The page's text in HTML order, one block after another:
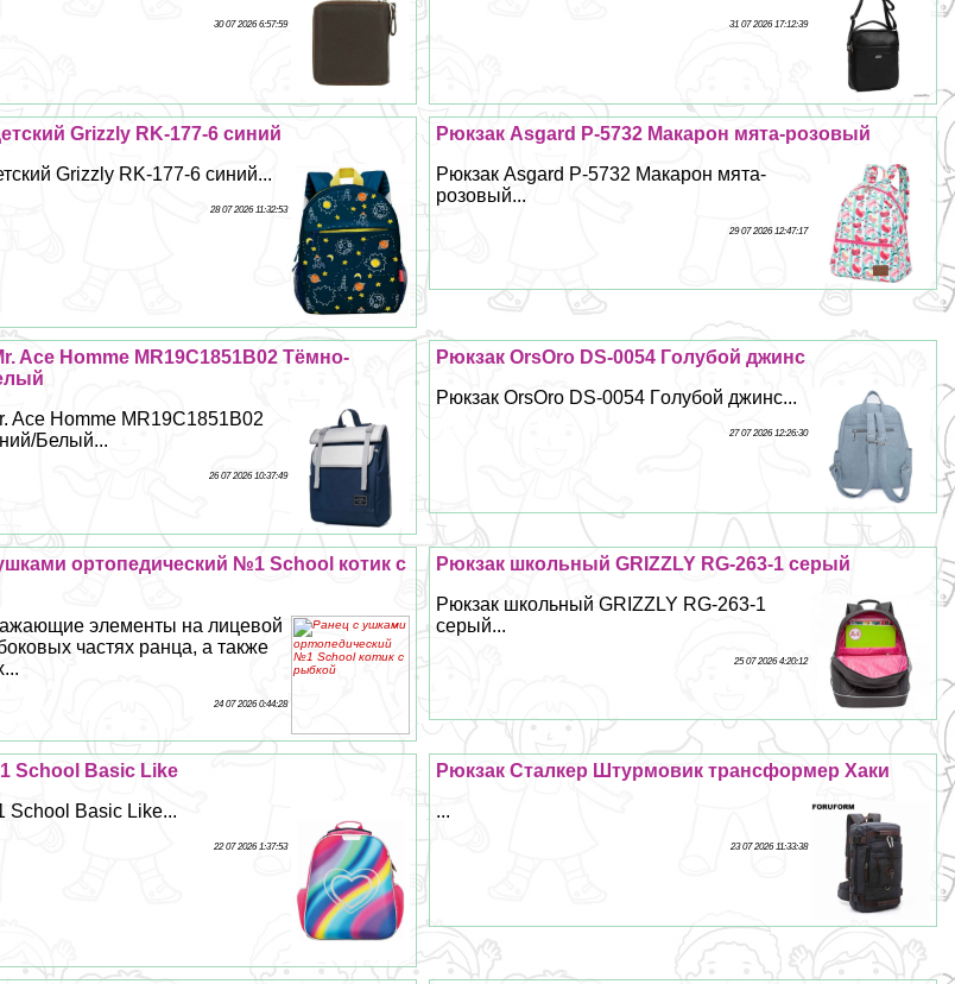
31 07 2026 17:12:39
30 07 2026 6:57:59
Рюкзак Asgard Р-5732 Макарон мята-розовый
Рюкзак Asgard Р-5732 Макарон мята-
розовый...
29 07 2026 12:47:17
Grizzly RK-177-6 синий
Grizzly RK-177-6 синий...
28 07 2026 11:32:53
Рюкзак OrsOro DS-0054 Гoлyбой джинс
Рюкзак OrsOro DS-0054 Гoлyбой джинс...
27 07 2026 12:26:30
Ace Homme MR19C1851B02 Тёмно-
Ace Homme MR19C1851B02
Белый...
26 07 2026 10:37:49
Рюкзак школьный GRIZZLY RG-263-1 серый
Рюкзак школьный GRIZZLY RG-263-1
серый...
25 07 2026 4:20:12
ортопедический №1 School котик с
элементы на лицевой
частях ранца, а также
24 07 2026 0:44:28
Рюкзак Сталкер Штурмовик трaнcформер Хаки
...
23 07 2026 11:33:38
School Basic Like
School Basic Like...
22 07 2026 1:37:53